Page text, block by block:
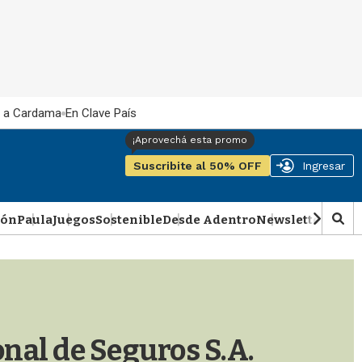
Cardama En Clave País
Suscribite al 50% OFF Ingresar
PaulaJuegosSostenibleDesde AdentroNewsletter
M
o
s
de Seguros S.A.